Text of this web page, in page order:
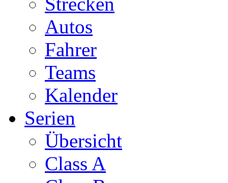
Autos
Fahrer
Teams
Kalender
Serien
Übersicht
Class A